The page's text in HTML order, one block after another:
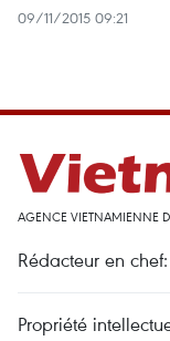
09/11/2015 09:21
AGENCE VIETNAMIENNE
Rédacteur en
Propriété